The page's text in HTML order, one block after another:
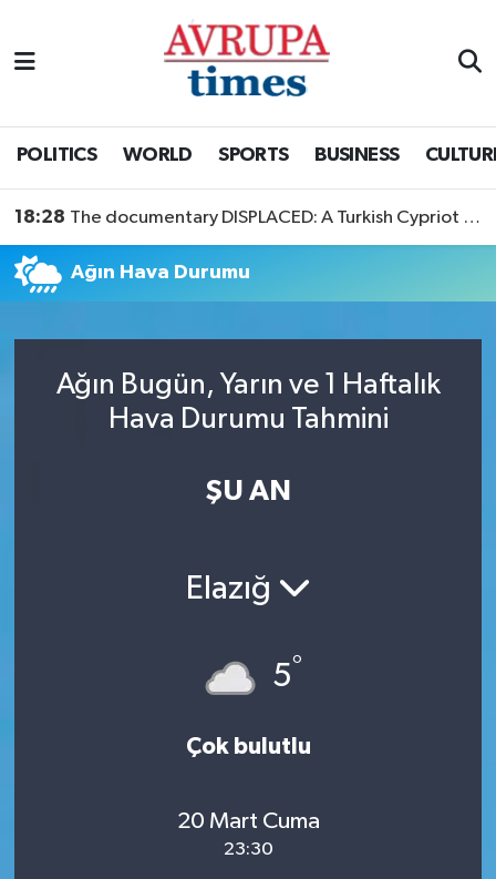
POLITICS WORLD SPORTS BUSINESS
18:28 The documentary DISPLACED: A Turkish Cypriot Story is now available to watch
Ağın Hava Durumu
Ağın Bugün, Yarın ve 1 Haftalık
Hava Durumu Tahmini
ŞU AN
Elazığ
5°
Çok bulutlu
20 Mart Cuma
23:30
Nöbetçi Eczaneler
Son Dakika Haberleri